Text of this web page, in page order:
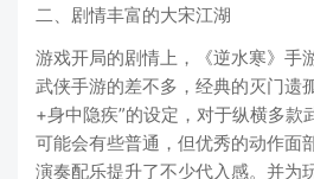
二、剧情丰富的大宋江湖
游戏开局的剧情上，《逆水寒》手
武侠手游的差不多，经典的灭门遗
+身中隐疾”的设定，对于纵横多款
可能会有些普通，但优秀的动作面
演奏配乐提升了不少代入感。并为